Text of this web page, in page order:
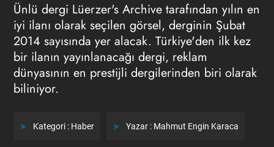
Ünlü dergi Lüerzer's Archive tarafından yılın en
iyi ilanı olarak seçilen görsel, derginin Şubat
2014 sayısında yer alacak. Türkiye'den ilk kez
bir ilanın yayınlanacağı dergi, reklam
dünyasının en prestijli dergilerinden biri olarak
biliniyor.
Kategori : Haber Yazar : Mahmut Engin Karaca